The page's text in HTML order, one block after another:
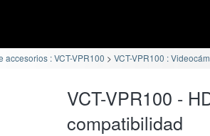
: VCT-VPR100 VCT-VPR100 :
VCT-VPR100 -
compatibilidad